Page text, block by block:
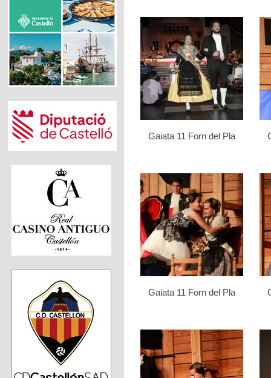
Gaiata 11 Forn del Pla
Gaiata 11 Forn del Pla